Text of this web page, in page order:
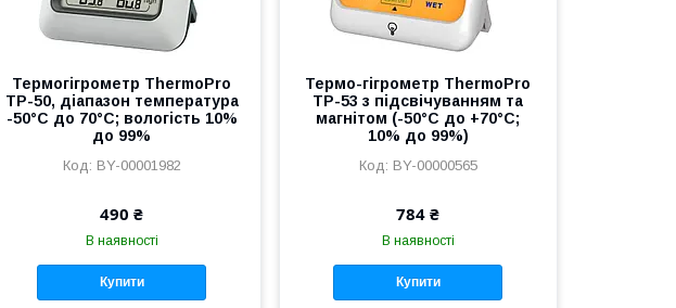
Термогігрометр ThermoPro
TP-50, діапазон температура
-50°C до 70°C; вологість 10%
до 99%
BY-00001982
490 ₴
В наявності
Купити
Термо-гігрометр ThermoPro
TP-53 з підсвічуванням та
магнітом (-50°C до +70°C;
10% до 99%)
BY-00000565
784 ₴
В наявності
Купити